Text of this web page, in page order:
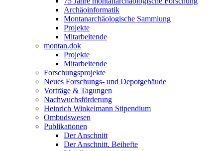
Archäoinformatik
Montanarchäologische Sammlung
Projekte
Mitarbeitende
montan.dok
Projekte
Mitarbeitende
Forschungsprojekte
Neues Forschungs- und Depotgebäude
Vorträge & Tagungen
Nachwuchsförderung
Heinrich Winkelmann Stipendium
Ombudswesen
Publikationen
Der Anschnitt
Der Anschnitt. Beihefte